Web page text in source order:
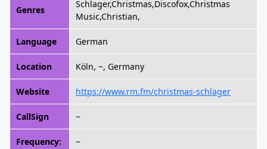
Genres
Schlager,Christmas,Discofox,Christmas
Music,Christian,
Language German
Location Köln, ~, Germany
Website https://www.rm.fm/christmas-schlager
CallSign ~
Frequency: ~